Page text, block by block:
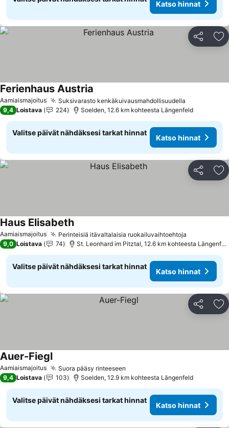
Katso hinnat
Jaa
Aamiaismajoitus Suksivarasto kenkäkuivausmahdollisuudella
Ferienhaus Austria
9,4 Loistava 224 Soelden, 12.6 km kohteesta Längenfeld
Valitse päivät nähdäksesi tarkat hinnat
Katso hinnat
Jaa
Aamiaismajoitus Perinteisiä itävaltalaisia ruokailuvaihtoehtoja
Haus ElisabethKatso hinnat
9,0 Loistava 74 St. Leonhard im Pitztal, 12.6 km kohteesta
Valitse päivät nähdäksesi tarkat hinnat
Katso hinnat
Jaa
Aamiaismajoitus Suora pääsy rinteeseen
Auer-FieglKatso hinnat
9,4 Loistava 103 Soelden, 12.9 km kohteesta Längenfeld
Valitse päivät nähdäksesi tarkat hinnat
Katso hinnat